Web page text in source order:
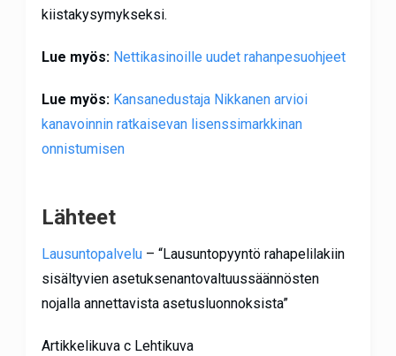
kiistakysymykseksi.
Lue myös: Nettikasinoille uudet rahanpesuohjeet
Lue myös: Kansanedustaja Nikkanen arvioi
kanavoinnin ratkaisevan lisenssimarkkinan
onnistumisen
Lähteet
Lausuntopalvelu– “Lausuntopyyntö rahapelilakiin
sisältyvien asetuksenantovaltuussäännösten
nojalla annettavista asetusluonnoksista”
Artikkelikuva c Lehtikuva